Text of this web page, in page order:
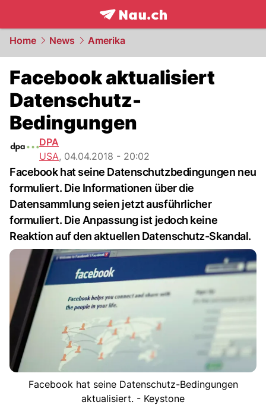
frontpage.NAU.ch
Home News Amerika
Facebook aktualisiert
Datenschutz-
Bedingungen
DPA
USA, 04.04.2018 - 20:02
Facebook hat seine Datenschutzbedingungen neu
formuliert. Die Informationen über die
Datensammlung seien jetzt ausführlicher
formuliert. Die Anpassung ist jedoch keine
Reaktion auf den aktuellen Datenschutz-Skandal.
Facebook hat seine Datenschutz-Bedingungen
aktualisiert. - Keystone